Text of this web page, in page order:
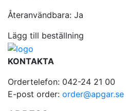
Återanvändbara: Ja
Lägg till beställning
KONTAKTA
Ordertelefon: 042-24 21 00
E-post order: order@apgar.se